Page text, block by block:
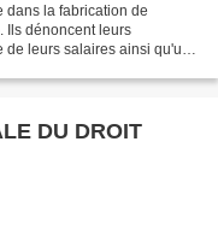
dans la fabrication de
Ils dénoncent leurs
leurs salaires ainsi qu'une
DU DROIT